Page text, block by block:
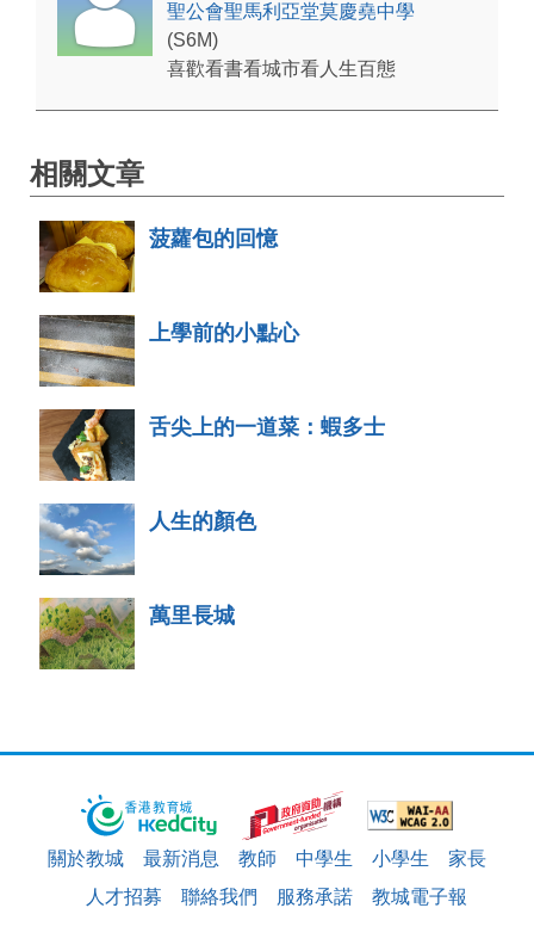
聖公會聖馬利亞堂莫慶堯中學
(S6M)
喜歡看書看城市看人生百態
相關文章
菠蘿包的回憶
上學前的小點心
舌尖上的一道菜：蝦多士
人生的顏色
萬里長城
關於教城 最新消息 教師 中學生 小學生
家長
人才招募
聯絡我們 服務承諾 教城電子報